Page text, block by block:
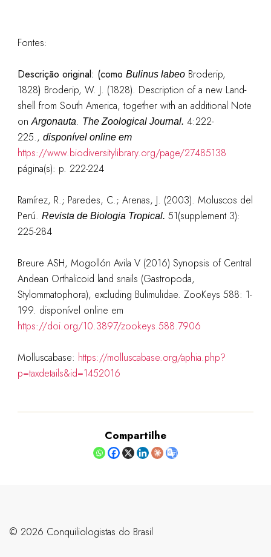
Fontes:
Descrição original: (como Bulinus labeoBroderip,
1828) Broderip, W. J. (1828). Description of a new Land-
shell from South America, together with an additional Note
onArgonauta. The Zoological Journal. 4:222-
225., disponível online em
https://www.biodiversitylibrary.org/page/27485138
página(s): p. 222-224
Ramírez, R.; Paredes, C.; Arenas, J. (2003). Moluscos del
Perú. Revista de Biologia Tropical. 51(supplement 3):
225-284
Breure ASH, Mogollón Avila V (2016) Synopsis of Central
Andean Orthalicoid land snails (Gastropoda,
Stylommatophora), excluding Bulimulidae. ZooKeys 588: 1-
199. disponível online em
https://doi.org/10.3897/zookeys.588.7906
Molluscabase: https://molluscabase.org/aphia.php?
p=taxdetails&id=1452016
Compartilhe
©️ 2026 Conquiliologistas do Brasil